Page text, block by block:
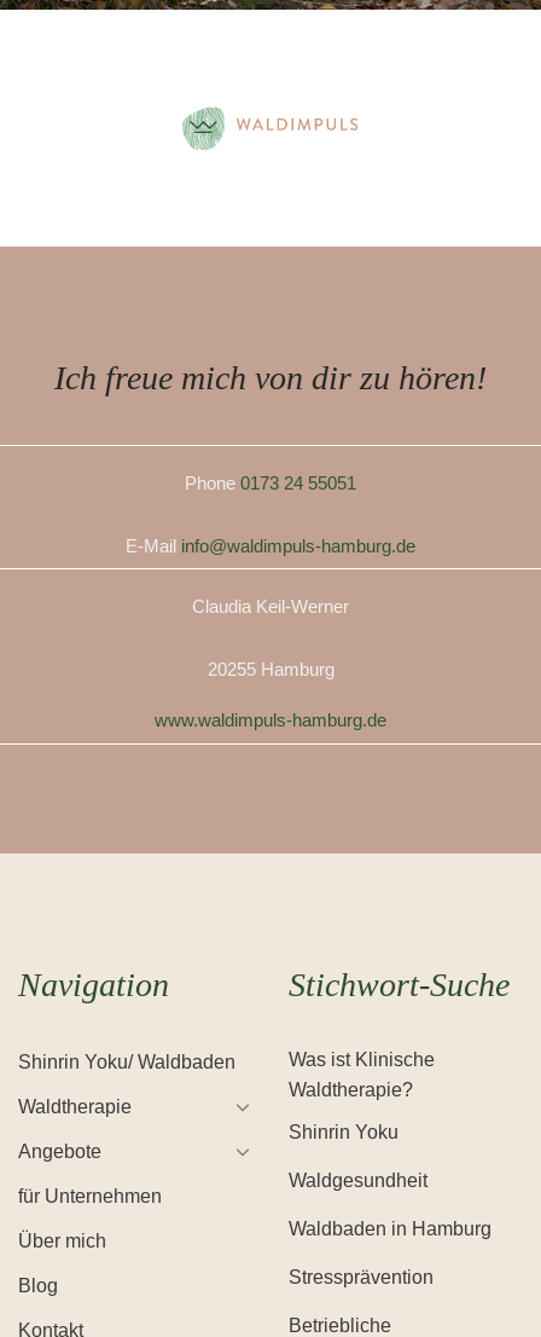
Ich freue mich von dir zu hören!
Phone 0173 24 55051
E-Mail info@waldimpuls-hamburg.de
Claudia Keil-Werner
20255 Hamburg
www.waldimpuls-hamburg.de
Navigation
Shinrin Yoku/ Waldbaden
Waldtherapie
Angebote
für Unternehmen
Über mich
Blog
Kontakt
Stichwort-Suche
Was ist Klinische
Waldtherapie?
Shinrin Yoku
Waldgesundheit
Waldbaden in Hamburg
Stressprävention
Betriebliche